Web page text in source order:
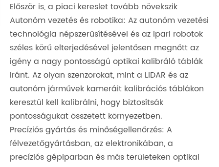
Először is, a piaci kereslet tovább növekszik
Autonóm vezetés és robotika: Az autonóm vezetési
technológia népszerűsítésével és az ipari robotok
széles körű elterjedésével jelentősen megnőtt az
igény a nagy pontosságú optikai kalibráló táblák
iránt. Az olyan szenzorokat, mint a LiDAR és az
autonóm járművek kameráit kalibrációs táblákon
keresztül kell kalibrálni, hogy biztosítsák
pontosságukat összetett környezetben.
Precíziós gyártás és minőségellenőrzés: A
félvezetőgyártásban, az elektronikában, a
precíziós gépiparban és más területeken optikai